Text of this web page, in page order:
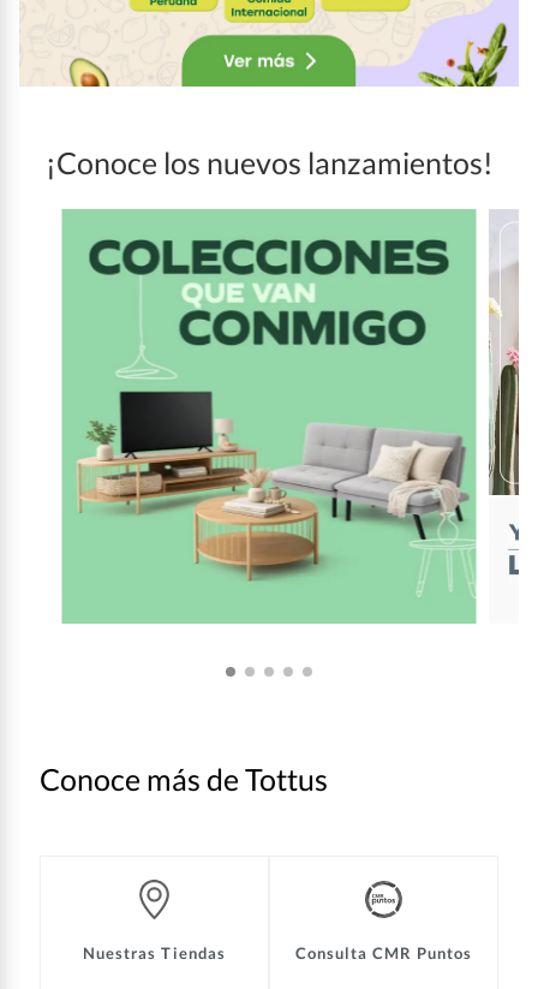
¡Conoce los nuevos lanzamientos!
Conoce más de Tottus
Nuestras Tiendas Consulta CMR Puntos